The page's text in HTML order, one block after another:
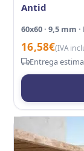
Antid
60x60 · 9,5 mm
16,58€(IVA
Entrega